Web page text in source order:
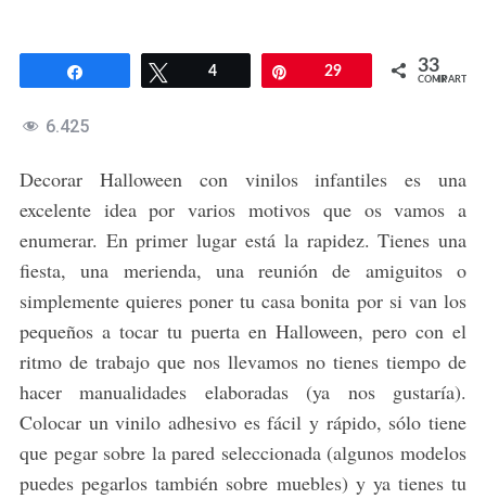
Compartir Twittear
4 29 33
COMPARTIR
6.425
Decorar Halloween con vinilos infantiles es una
excelente idea por varios motivos que os vamos a
enumerar. En primer lugar está la rapidez. Tienes una
fiesta, una merienda, una reunión de amiguitos o
simplemente quieres poner tu casa bonita por si van los
pequeños a tocar tu puerta en Halloween, pero con el
ritmo de trabajo que nos llevamos no tienes tiempo de
hacer manualidades elaboradas (ya nos gustaría).
Colocar un vinilo adhesivo es fácil y rápido, sólo tiene
que pegar sobre la pared seleccionada (algunos modelos
puedes pegarlos también sobre muebles) y ya tienes tu